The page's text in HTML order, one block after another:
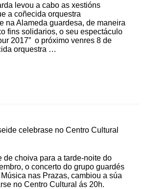
levou a cabo as xestións
a coñecida orquestra
na Alameda guardesa, de maneira
fins solidarios, o seu espectáculo
2017” o próximo venres 8 de
orquestra …
celebrase no Centro Cultural
de choiva para a tarde-noite do
o concerto do grupo guardés
nas Prazas, cambiou a súa
no Centro Cultural ás 20h.